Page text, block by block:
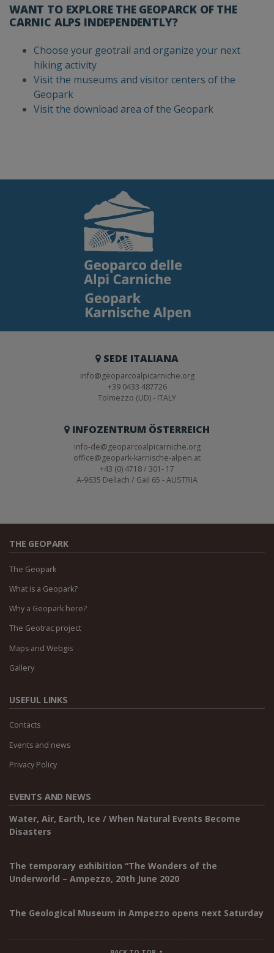
WANT TO EXPLORE THE GEOPARCK OF THE
CARNIC ALPS INDEPENDENTLY?
Choose your geotrail and organize your next
hiking activity
Visit the museums and visitor centers of the
Geopark
Visit the download area of the Geopark
SEDE ITALIANA
info@geoparcoalpicarniche.org
+39 0433 487726
Tolmezzo (UD) - ITALY
INFOZENTRUM ÖSTERREICH
info-de@geoparcoalpicarniche.org
office@geopark-karnische-alpen.at
+43 (0) 4718 / 301- 17
A-9635 Dellach / Gail 65 - AUSTRIA
THE GEOPARK
The Geopark
What is a Geopark?
Why a Geopark here?
The Geotrac project
Maps and Webgis
Gallery
USEFUL LINKS
Contacts
Events and news
Privacy Policy
EVENTS AND NEWS
Water, Air, Earth, Ice / When Natural Events Become
Disasters
The temporary exhibition “The Wonders of the
Underworld – Ampezzo, 20th June 2020
The Geological Museum in Ampezzo opens next Saturday